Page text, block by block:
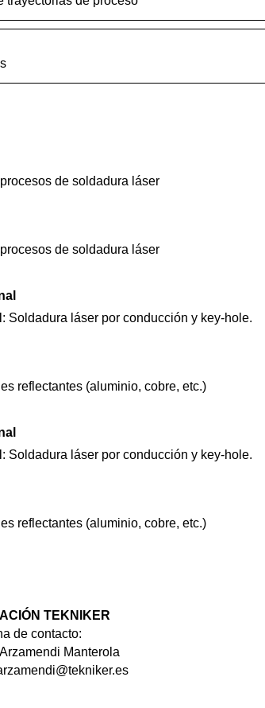
de soldadura láser
de soldadura láser
Soldadura láser por conducción y key-hole.
reflectantes (aluminio, cobre, etc.)
Soldadura láser por conducción y key-hole.
reflectantes (aluminio, cobre, etc.)
TEKNIKER
de contacto:
Manterola